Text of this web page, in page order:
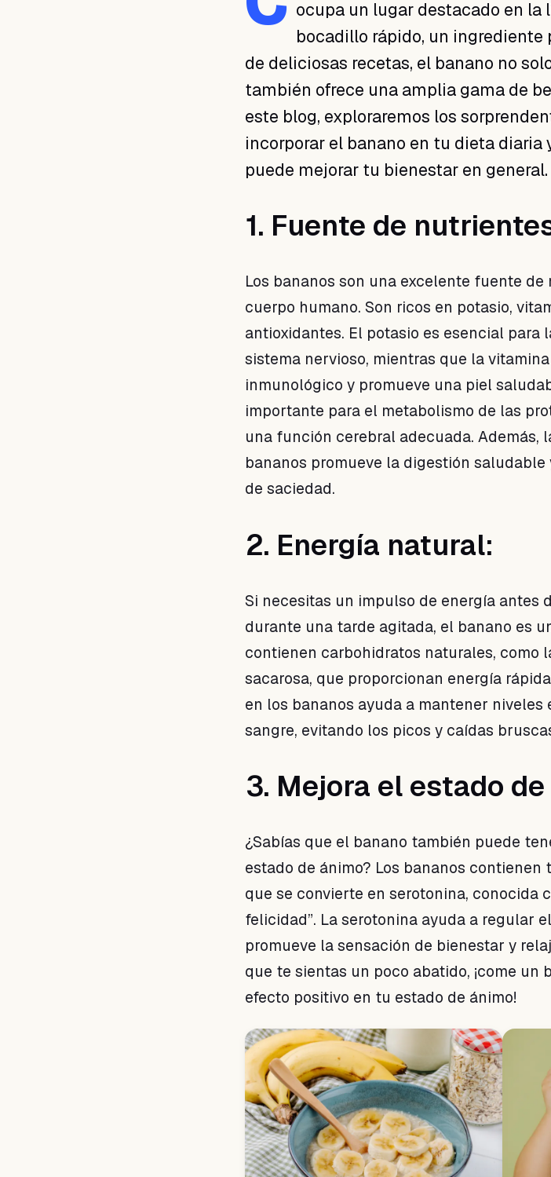
ocupa un lugar destacado en la
bocadillo rápido, un ingrediente
de deliciosas recetas, el banano no
también ofrece una amplia gama de
este blog, exploraremos los
incorporar el banano en tu dieta
puede mejorar tu bienestar en general.
1. Fuente de
Los bananos son una excelente fuente
cuerpo humano. Son ricos en potasio,
antioxidantes. El potasio es esencial para
sistema nervioso, mientras que la
inmunológico y promueve una piel
importante para el metabolismo de las
una función cerebral adecuada. Además,
bananos promueve la digestión
de saciedad.
2. Energía natural:
Si necesitas un impulso de energía antes
durante una tarde agitada, el banano es
contienen carbohidratos naturales, como
sacarosa, que proporcionan energía
en los bananos ayuda a mantener
sangre, evitando los picos y caídas
3. Mejora el estado
¿Sabías que el banano también puede
estado de ánimo? Los bananos
que se convierte en serotonina, conocida
felicidad”. La serotonina ayuda a regular
promueve la sensación de bienestar y
que te sientas un poco abatido, ¡come un
efecto positivo en tu estado de ánimo!